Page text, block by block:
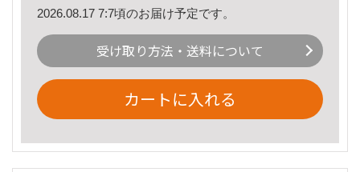
2026.08.17 7:7頃のお届け予定です。
受け取り方法・送料について
カートに入れる